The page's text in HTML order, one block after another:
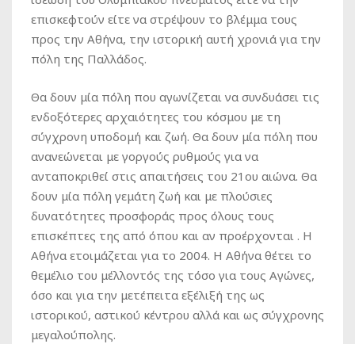
επισκεφτούν είτε να στρέψουν το βλέμμα τους
προς την Αθήνα, την ιστορική αυτή χρονιά για την
πόλη της Παλλάδος.
Θα δουν μία πόλη που αγωνίζεται να συνδυάσει τις
ενδοξότερες αρχαιότητες του κόσμου με τη
σύγχρονη υποδομή και ζωή. Θα δουν μία πόλη που
ανανεώνεται με γοργούς ρυθμούς για να
ανταποκριθεί στις απαιτήσεις του 21ου αιώνα. Θα
δουν μία πόλη γεμάτη ζωή και με πλούσιες
δυνατότητες προσφοράς προς όλους τους
επισκέπτες της από όπου και αν προέρχονται . Η
Αθήνα ετοιμάζεται για το 2004. Η Αθήνα θέτει το
θεμέλιο του μέλλοντός της τόσο για τους Αγώνες,
όσο και για την μετέπειτα εξέλιξή της ως
ιστορικού, αστικού κέντρου αλλά και ως σύγχρονης
μεγαλούπολης.